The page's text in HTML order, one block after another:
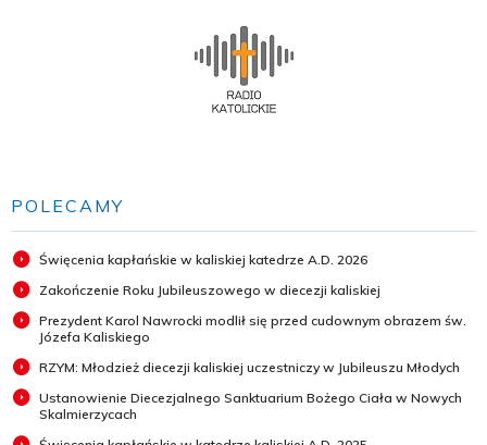
POLECAMY
Święcenia kapłańskie w kaliskiej katedrze A.D. 2026
Zakończenie Roku Jubileuszowego w diecezji kaliskiej
Prezydent Karol Nawrocki modlił się przed cudownym obrazem św.
Józefa Kaliskiego
RZYM: Młodzież diecezji kaliskiej uczestniczy w Jubileuszu Młodych
Ustanowienie Diecezjalnego Sanktuarium Bożego Ciała w Nowych
Skalmierzycach